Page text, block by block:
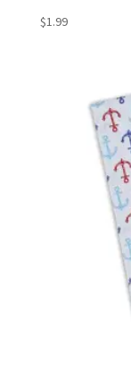
$1.99